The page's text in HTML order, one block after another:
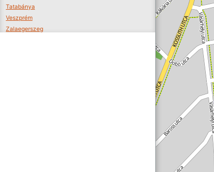
Tatabánya
Veszprém
Zalaegerszeg